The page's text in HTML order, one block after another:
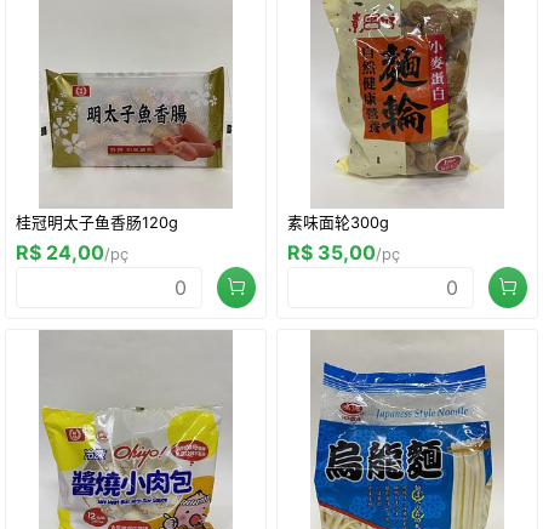
桂冠明太子鱼香肠120g
R$ 24,00/pç
素味面轮300g
R$ 35,00/pç